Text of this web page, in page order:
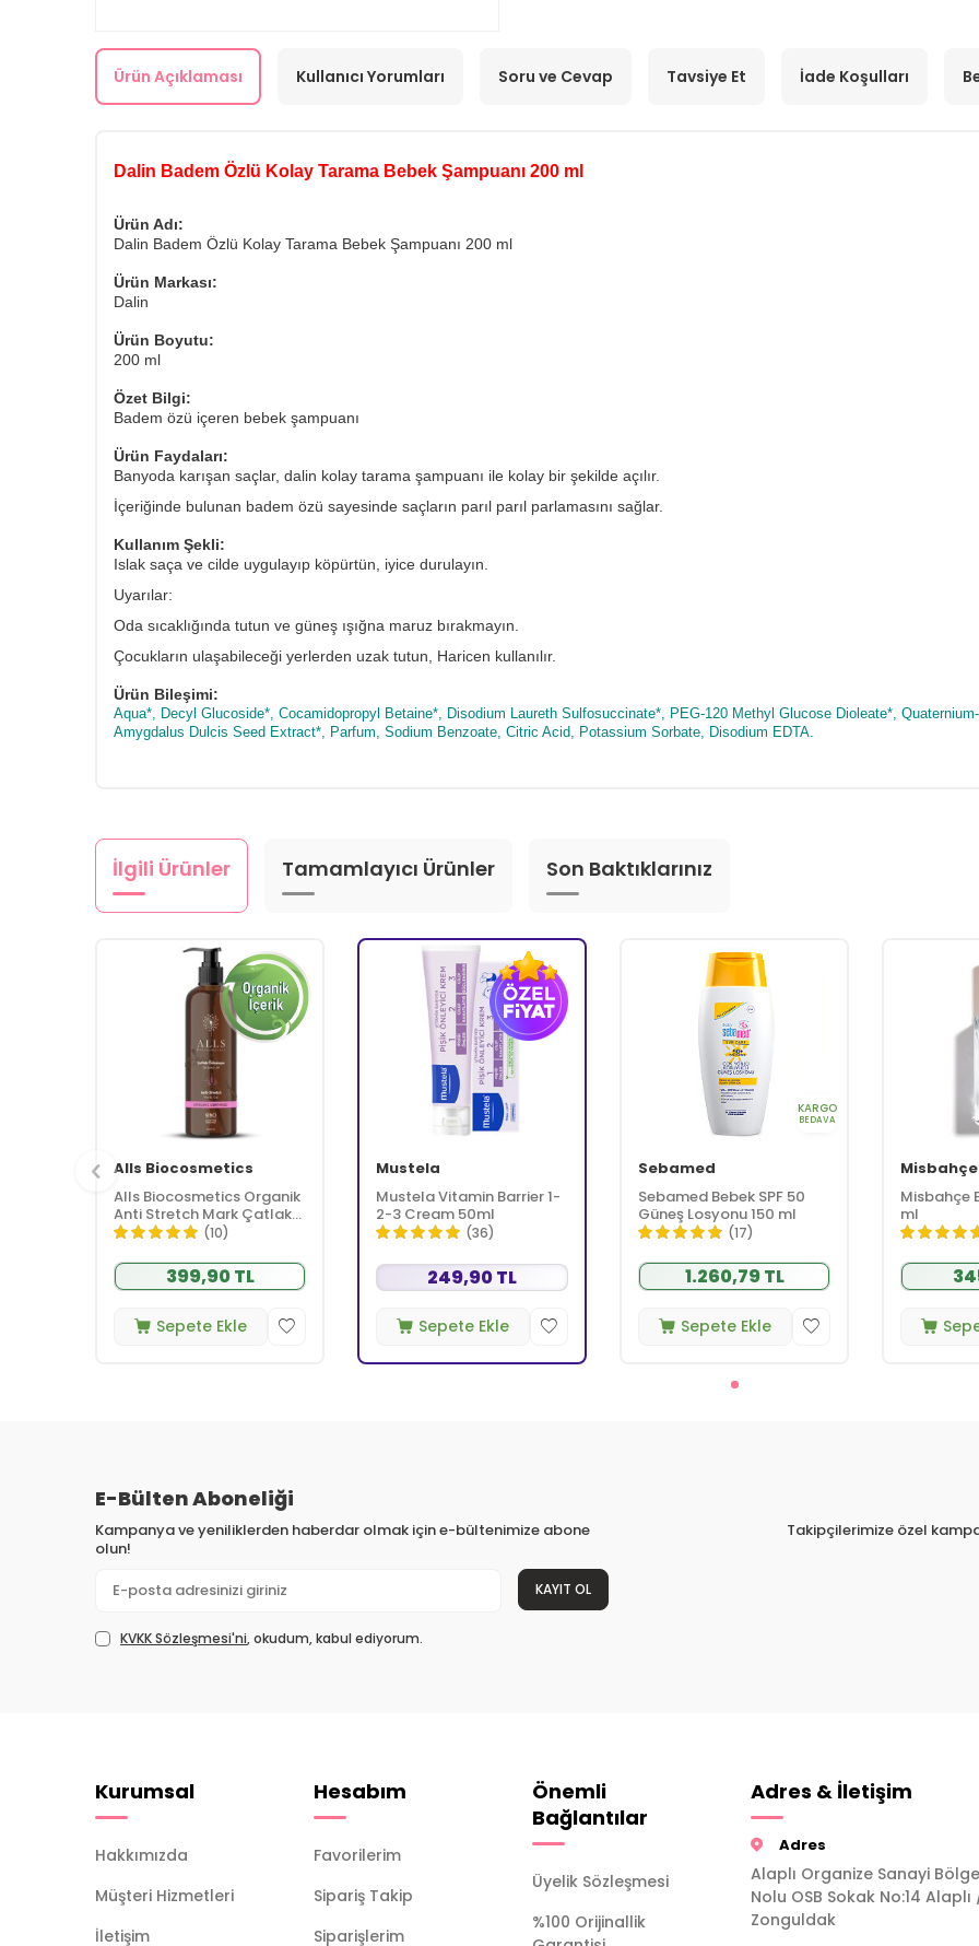
Ürün Açıklaması Kullanıcı Yorumları Soru ve Cevap Tavsiye Et İade Koşulları
Dalin Badem Özlü Kolay Tarama Bebek Şampuanı 200 ml
Ürün Adı:
Dalin Badem Özlü Kolay Tarama Bebek Şampuanı 200 ml
Ürün Markası:
Dalin
Ürün Boyutu:
200 ml
Özet Bilgi:
Badem özü içeren bebek şampuanı
Ürün Faydaları:
Banyoda karışan saçlar, dalin kolay tarama şampuanı ile kolay bir şekilde açılır.
İçeriğinde bulunan badem özü sayesinde saçların parıl parıl parlamasını sağlar.
Kullanım Şekli:
Islak saça ve cilde uygulayıp köpürtün, iyice durulayın.
Uyarılar:
Oda sıcaklığında tutun ve güneş ışığna maruz bırakmayın.
Çocukların ulaşabileceği yerlerden uzak tutun, Haricen kullanılır.
Ürün Bileşimi:
Aqua*, Decyl Glucoside*, Cocamidopropyl Betaine*, Disodium Laureth Sulfosuccinate*, PEG-120 Methyl Glucose Dioleate*,
Amygdalus Dulcis Seed Extract*, Parfum, Sodium Benzoate, Citric Acid, Potassium Sorbate, Disodium EDTA.
İlgili Ürünler Tamamlayıcı Ürünler Son Baktıklarınız
Alls Biocosmetics
Alls Biocosmetics Organik
Anti Stretch Mark Çatlak
Önlemeye Yardımcı Jel
(10)
399,90 TL
Sepete Ekle
Mustela
Mustela Vitamin Barrier 1-
2-3 Cream 50ml
(36)
249,90 TL
Sepete Ekle
KARGO
BEDAVA
Sebamed
Sebamed Bebek SPF 50
Güneş Losyonu 150 ml
(17)
1.260,79 TL
Sepete Ekle
Misbahçe
Misbahçe
ml
E-Bülten Aboneliği
Kampanya ve yeniliklerden haberdar olmak için e-bültenimize abone
olun!
KAYIT OL
KVKK Sözleşmesi'ni, okudum, kabul ediyorum.
Takipçilerimize özel
Kurumsal
Hakkımızda
Müşteri Hizmetleri
İletişim
Hesabım
Favorilerim
Sipariş Takip
Siparişlerim
Önemli
Bağlantılar
Üyelik Sözleşmesi
%100 Orijinallik
Adres & İletişim
Adres
Alaplı Organize Sanayi
Nolu OSB Sokak No:14 Alaplı
Zonguldak